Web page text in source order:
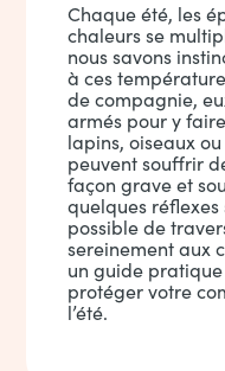
Chaque été, les
chaleurs se
nous savons
à ces
de compagnie,
armés pour y
lapins, oiseaux
peuvent souffrir
façon grave et
quelques
possible de
sereinement aux
un guide
protéger votre
l’été.